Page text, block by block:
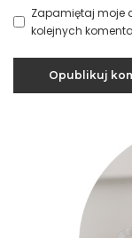
Zapamiętaj moje
kolejnych